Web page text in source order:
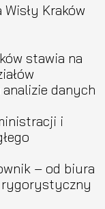
Wisły Kraków
stawia na
danych
i
– od biura
rygorystyczny